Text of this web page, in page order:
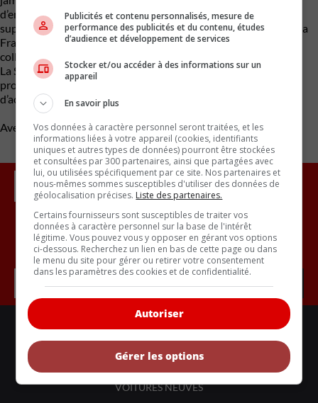
d’entre elles. Le pays prévoit d’électrifier 3 000 km de routes
supplémentaires d’ici à 2045 et s’est associé à l’Allemagne et à la
France pour échanger des expériences dans le cadre de
collaborations de recherche.
La Suède et l’Allemagne disposent depuis plusieurs années de
projets pilotes sur les routes publiques et la France prévoit
d’acquérir un tronçon pilote avec une route électrique.
Avec des renseignements d’Euronews
Inscrivez vous à l'infolettre.
ACTUALITÉS
BANCS D'ESSAIS
VOITURES NEUVES
Publicités et contenu personnalisés, mesure de
performance des publicités et du contenu, études
d’audience et développement de services
Stocker et/ou accéder à des informations sur un
appareil
En savoir plus
Vos données à caractère personnel seront traitées, et les
informations liées à votre appareil (cookies, identifiants
uniques et autres types de données) pourront être stockées
et consultées par 300 partenaires, ainsi que partagées avec
lui, ou utilisées spécifiquement par ce site. Nos partenaires et
nous-mêmes sommes susceptibles d'utiliser des données de
géolocalisation précises. Liste des partenaires.
Certains fournisseurs sont susceptibles de traiter vos
données à caractère personnel sur la base de l'intérêt
légitime. Vous pouvez vous y opposer en gérant vos options
ci-dessous. Recherchez un lien en bas de cette page ou dans
le menu du site pour gérer ou retirer votre consentement
dans les paramètres des cookies et de confidentialité.
Autoriser
Gérer les options